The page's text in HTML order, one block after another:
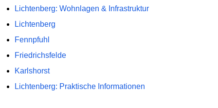
Lichtenberg: Wohnlagen & Infrastruktur
Lichtenberg
Fennpfuhl
Friedrichsfelde
Karlshorst
Lichtenberg: Praktische Informationen